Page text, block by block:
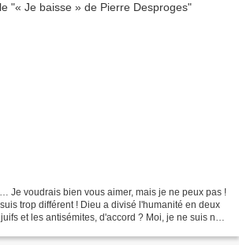
Je voudrais bien vous aimer, mais je ne peux pas !
trop différent ! Dieu a divisé l'humanité en deux
et les antisémites, d'accord ? Moi, je ne suis ni